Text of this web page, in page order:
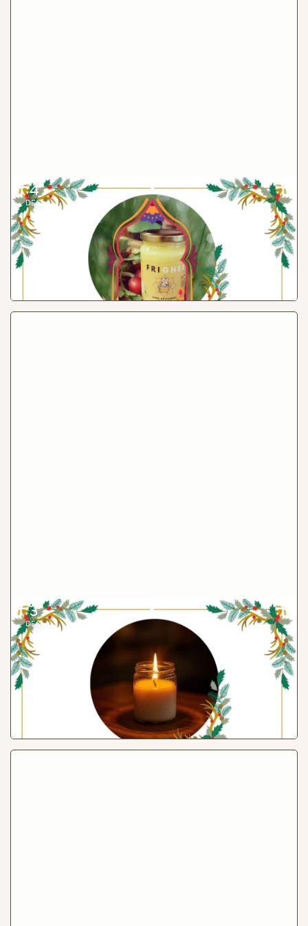
4
DÉC.
Ayurveda et culture alpestre, pour une santé d'or
Jeudi 4 décembre, venez découvrir le ghee, beurre clarifié
sans lactose et caséine, et ses bienfaits pour la santé - avec
Frighee, une entreprise artisanale fribourgeoise.
Lire
Events
3
DÉC.
Bougie odorante à partir de matériaux revalorisés
Mercredi 3 décembre, faites parler votre créativité en
créant votre bougie, entre pot de yogurts réutilisés et cire
d’olivier à base de ‘déchets’ végétaux recyclés par
NaturundGut.
Lire